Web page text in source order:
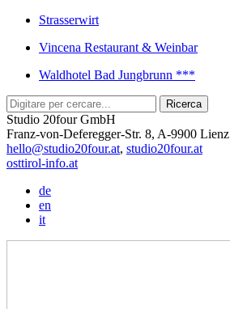
Strasserwirt
Vincena Restaurant & Weinbar
Waldhotel Bad Jungbrunn ***
Studio 20four GmbH
Franz-von-Deferegger-Str. 8, A-9900 Lienz
hello@studio20four.at, studio20four.at
osttirol-info.at
de
en
it